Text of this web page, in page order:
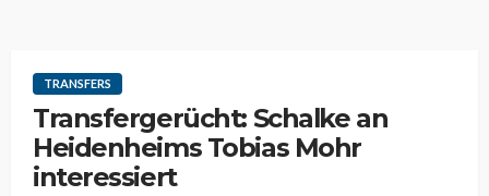
TRANSFERS
Transfergerücht: Schalke an
Heidenheims Tobias Mohr
interessiert